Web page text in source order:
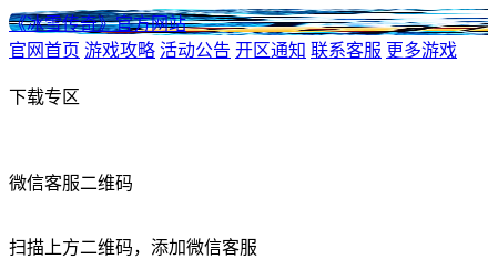
《冰雪传奇》官方网站
官网首页 游戏攻略 活动公告 开区通知 联系客服 更多游戏
下载专区
微信客服二维码
扫描上方二维码，添加微信客服